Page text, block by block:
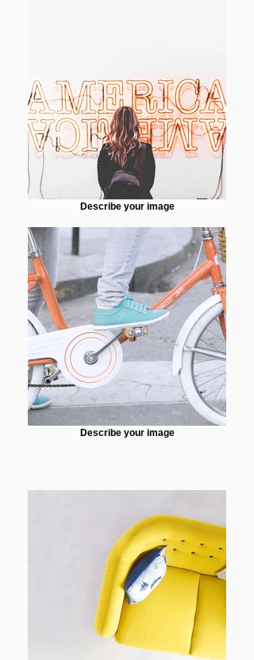
Describe your image
Describe your image